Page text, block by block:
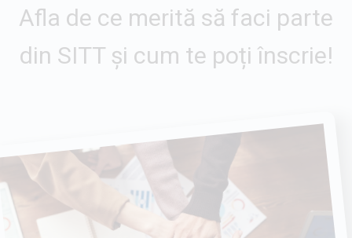
Afla de ce merită să faci parte
din SITT și cum te poți înscrie!